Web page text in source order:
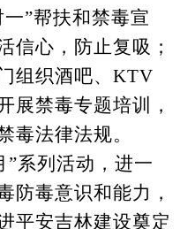
”帮扶和禁毒宣
信心，防止复吸；
组织酒吧、KTV
展禁毒专题培训，
毒法律法规。
列活动，进一
防毒意识和能力，
平安吉林建设奠定